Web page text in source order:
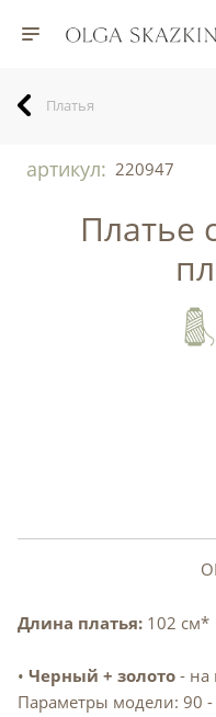
Платья
артикул: 220947
Платье
Длина платья: 102 см*
• Черный + золото - на
Параметры модели: 90 -